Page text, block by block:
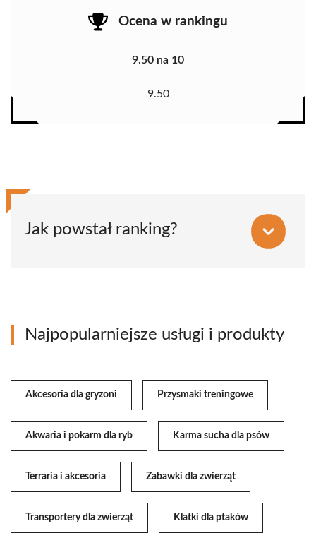
Ocena w rankingu
9.50 na 10
9.50
Jak powstał ranking?
Najpopularniejsze usługi i produkty
Akcesoria dla gryzoni Przysmaki treningowe
Akwaria i pokarm dla ryb Karma sucha dla psów
Terraria i akcesoria Zabawki dla zwierząt
Transportery dla zwierząt Klatki dla ptaków